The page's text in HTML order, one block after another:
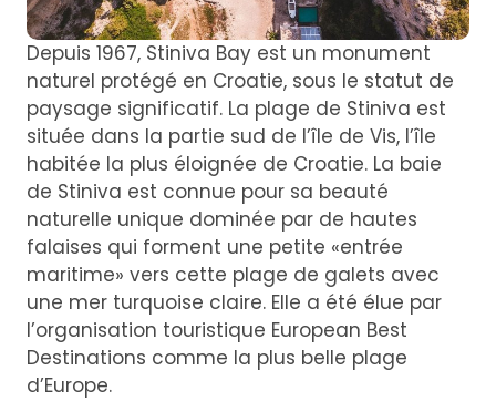
Depuis 1967, Stiniva Bay est un monument
naturel protégé en Croatie, sous le statut de
paysage significatif. La plage de Stiniva est
située dans la partie sud de l’île de Vis, l’île
habitée la plus éloignée de Croatie. La baie
de Stiniva est connue pour sa beauté
naturelle unique dominée par de hautes
falaises qui forment une petite «entrée
maritime» vers cette plage de galets avec
une mer turquoise claire. Elle a été élue par
l’organisation touristique European Best
Destinations comme la plus belle plage
d’Europe.